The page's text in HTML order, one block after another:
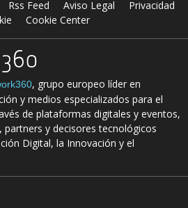
Rss Feed Aviso Legal
Privacidad
Cookie Center
, grupo europeo líder en
y medios especializados para el
de plataformas digitales y eventos,
y decisores tecnológicos
Digital, la Innovación y el